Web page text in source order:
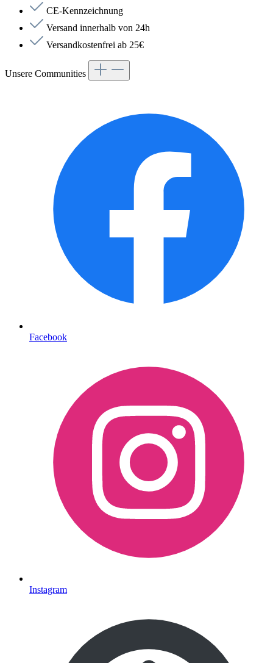
CE-Kennzeichnung
Versand innerhalb von 24h
Versandkostenfrei ab 25€
Unsere Communities
Facebook
Instagram